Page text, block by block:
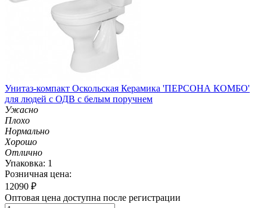
Унитаз-компакт Оскольская Керамика 'ПЕРСОНА КОМБО'
для людей с ОДВ с белым поручнем
Ужасно
Плохо
Нормально
Хорошо
Отлично
Упаковка: 1
Розничная цена:
12090 ₽
Оптовая цена доступна после регистрации